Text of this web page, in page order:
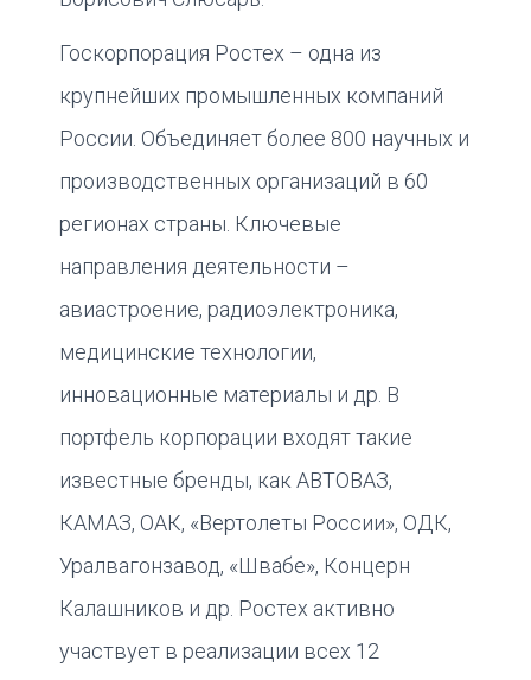
Госкорпорация Ростех – одна из
крупнейших промышленных компаний
России. Объединяет более 800 научных и
производственных организаций в 60
регионах страны. Ключевые
направления деятельности –
авиастроение, радиоэлектроника,
медицинские технологии,
инновационные материалы и др. В
портфель корпорации входят такие
известные бренды, как АВТОВАЗ,
КАМАЗ, ОАК, «Вертолеты России», ОДК,
Уралвагонзавод, «Швабе», Концерн
Калашников и др. Ростех активно
участвует в реализации всех 12